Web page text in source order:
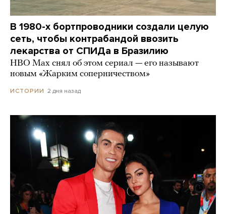
В 1980-х бортпроводники создали целую
сеть, чтобы контрабандой ввозить
лекарства от СПИДа в Бразилию
HBO Max снял об этом сериал — его называют
новым «Жарким соперничеством»
ИСТОРИИ 2 дня назад